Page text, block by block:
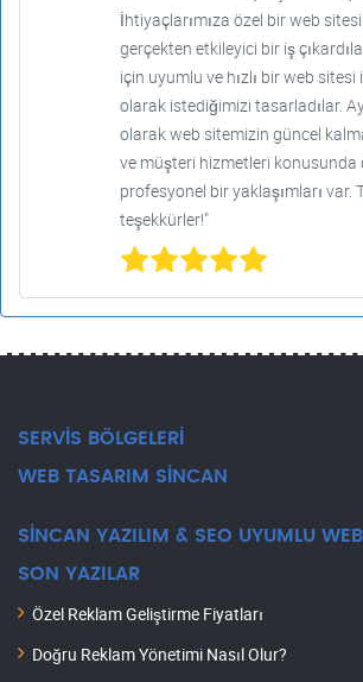
İhtiyaçlarımıza özel bir web
gerçekten etkileyici bir iş
için uyumlu ve hızlı bir web
olarak istediğimizi tasarladılar.
olarak web sitemizin güncel
ve müşteri hizmetleri konusunda
profesyonel bir yaklaşımları var.
teşekkürler!"
SERVİS BÖLGELERİ
WEB TASARIM SİNCAN
SİNCAN YAZILIM & SEO UYUMLU
SON YAZILAR
Özel Reklam Geliştirme Fiyatları
Doğru Reklam Yönetimi Nasıl Olur?